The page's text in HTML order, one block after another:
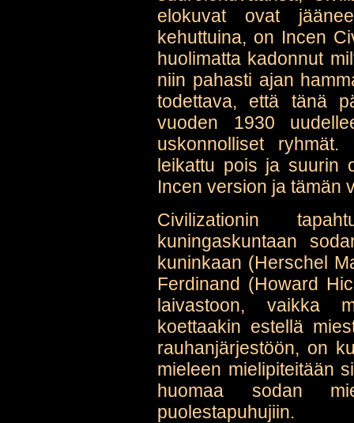
elokuvat ovat
kehuttuina, on Incen
huolimatta kadonnut
niin pahasti ajan
todettava, että tänä
vuoden 1930
uskonnolliset
leikattu pois ja suurin
Incen version ja tämän
Civilizationin
kuningaskuntaan
kuninkaan (Herschel
Ferdinand (Howard
laivastoon, vaikka
koettaakin estellä
rauhanjärjestöön, on
mieleen mielipiteitään
huomaa sodan
puolestapuhujiin.